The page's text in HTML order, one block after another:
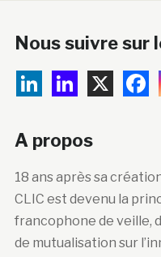
Nous suivre sur
A propos
18 ans après sa
CLIC est devenu la
francophone de veille,
de mutualisation sur